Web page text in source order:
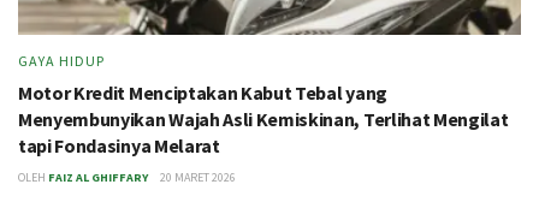
GAYA HIDUP
Motor Kredit Menciptakan Kabut Tebal yang
Menyembunyikan Wajah Asli Kemiskinan, Terlihat Mengilat
tapi Fondasinya Melarat
OLEH FAIZ AL GHIFFARY 20 MARET 2026